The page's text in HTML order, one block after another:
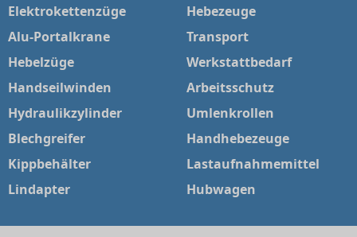
Elektrokettenzüge
Alu-Portalkrane
Hebelzüge
Handseilwinden
Hydraulikzylinder
Blechgreifer
Kippbehälter
Lindapter
Hebezeuge
Transport
Werkstattbedarf
Arbeitsschutz
Umlenkrollen
Handhebezeuge
Lastaufnahmemittel
Hubwagen